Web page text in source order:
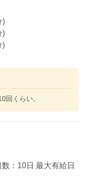
)
)
)
回くらい。
：10日 最大有給日